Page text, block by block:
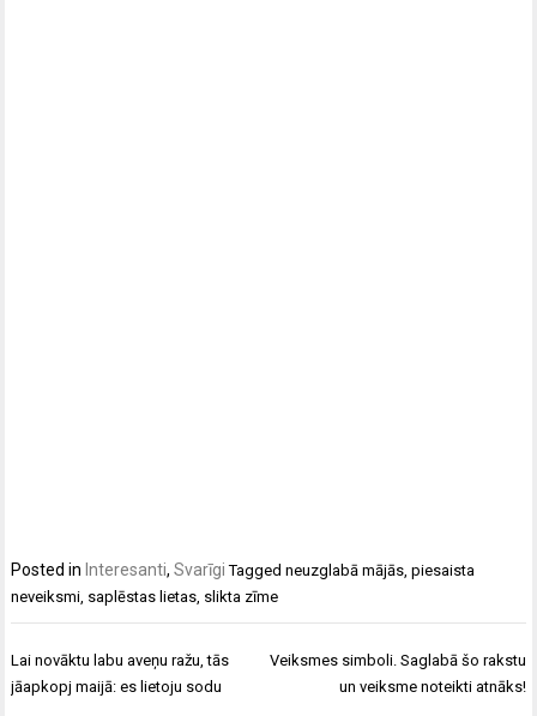
Posted in Interesanti,Svarīgi Taggedneuzglabā mājās,piesaista
neveiksmi, saplēstas lietas, slikta zīme
Ziņu
izvēlne
Lai novāktu labu aveņu ražu, tās
jāapkopj maijā: es lietoju sodu
Veiksmes simboli. Saglabā šo rakstu
un veiksme noteikti atnāks!